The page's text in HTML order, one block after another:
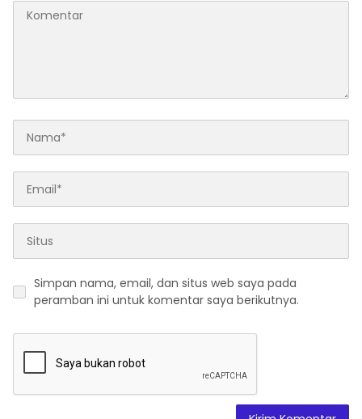
Simpan nama, email, dan situs web saya pada
peramban ini untuk komentar saya berikutnya.